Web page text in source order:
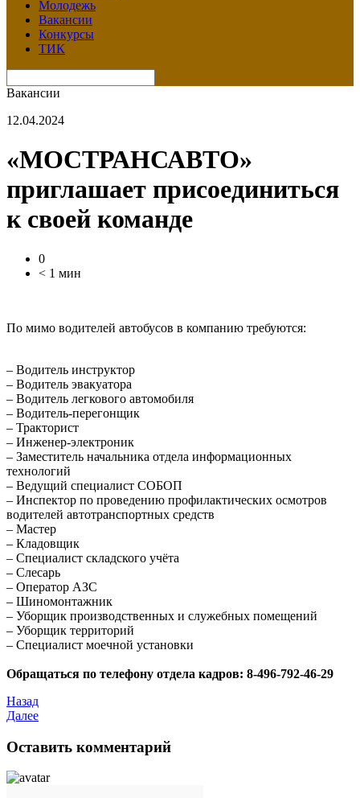
Молодежь
Вакансии
Конкурсы
ТИК
Вакансии
12.04.2024
«МОСТРАНСАВТО»
приглашает присоединиться
к своей команде
0
< 1 мин
По мимо водителей автобусов в компанию требуются:
– Водитель инструктор
– Водитель эвакуатора
– Водитель легкового автомобиля
– Водитель-перегонщик
– Тракторист
– Инженер-электроник
– Заместитель начальника отдела информационных
технологий
– Ведущий специалист СОБОП
– Инспектор по проведению профилактических осмотров
водителей автотранспортных средств
– Мастер
– Кладовщик
– Специалист складского учёта
– Слесарь
– Оператор АЗС
– Шиномонтажник
– Уборщик производственных и служебных помещений
– Уборщик территорий
– Специалист моечной установки
Обращаться по телефону отдела кадров: 8-496-792-46-29
Назад
Далее
Оставить комментарий